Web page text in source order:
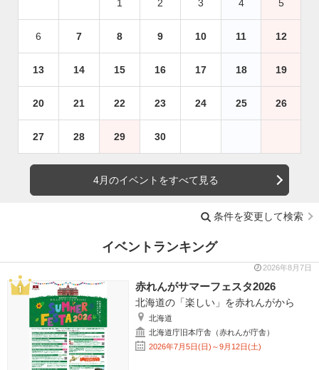
1 2 3 4 5
6 7 8 9 10 11 12
13 14 15 16 17 18 19
20 21 22 23 24 25 26
27 28 29 30
4月のイベントをすべて見る
条件を変更して検索
イベントランキング
2026年8月7日
赤れんがサマーフェスタ2026
北海道の「楽しい」を赤れんがから
北海道
北海道庁旧本庁舎（赤れんが庁舎）
2026年7月5日(日)～9月12日(土)